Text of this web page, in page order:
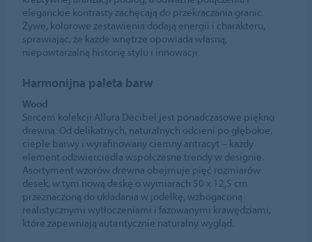
eleganckie kontrasty zachęcają do przekraczania granic.
Żywe, kolorowe zestawienia dodają energii i charakteru,
sprawiając, że każde wnętrze opowiada własną,
niepowtarzalną historię stylu i innowacji.
Harmonijna paleta barw
Wood
Sercem kolekcji Allura Decibel jest ponadczasowe piękno
drewna. Od delikatnych, naturalnych odcieni po głębokie,
ciepłe barwy i wyrafinowany ciemny antracyt – każdy
element odzwierciedla współczesne trendy w designie.
Asortyment wzorów drewna obejmuje pięć rozmiarów
desek, w tym nową deskę o wymiarach 50 x 12,5 cm
przeznaczoną do układania w jodełkę, wzbogaconą
realistycznymi wytłoczeniami i fazowanymi krawędziami,
które zapewniają autentycznie naturalny wygląd.